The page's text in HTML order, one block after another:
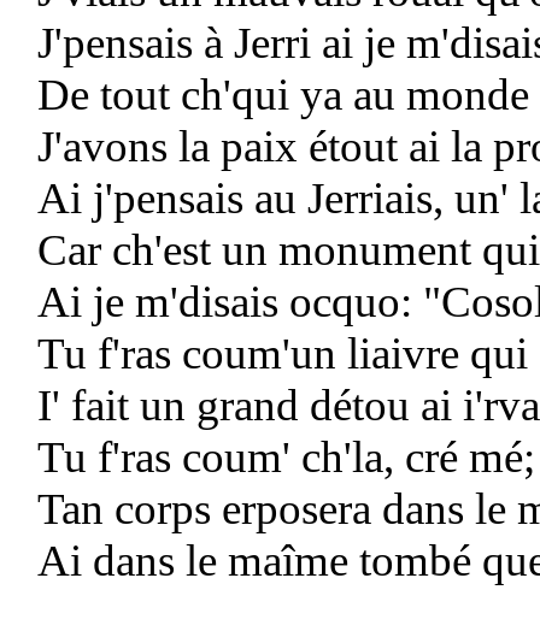
J'pensais à Jerri ai je
De tout ch'qui ya au
J'avons la paix étout ai la
Ai j'pensais au Jerriais, un'
Car ch'est un monument
Ai je m'disais ocquo:
Tu f'ras coum'un liaivre qui
I' fait un grand détou ai
Tu f'ras coum' ch'la, cré
Tan corps erposera dans le
Ai dans le maîme tombé